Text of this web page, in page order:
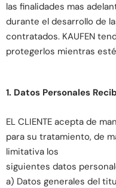
las finalidades mas
durante el desarrollo de
contratados. KAUFEN
protegerlos mientras
1. Datos Personales
EL CLIENTE acepta de
para su tratamiento, de
limitativa los
siguientes datos
a) Datos generales del